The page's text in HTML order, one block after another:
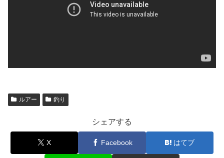
ルアー 釣り
シェアする
X Facebook はてブ